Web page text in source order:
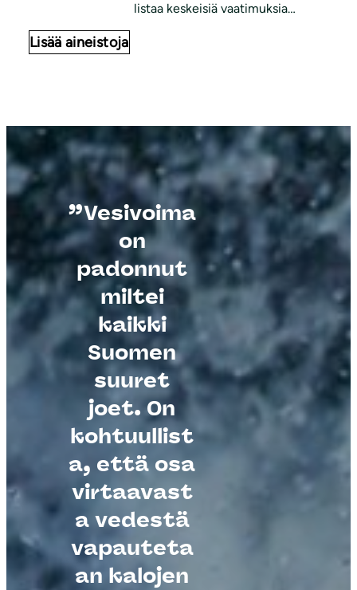
listaa keskeisiä vaatimuksia
Lisää aineistoja
”Vesivoima
on
padonnut
miltei
kaikki
Suomen
suuret
joet. On
kohtuullist
a, että osa
virtaavast
a vedestä
vapauteta
an kalojen